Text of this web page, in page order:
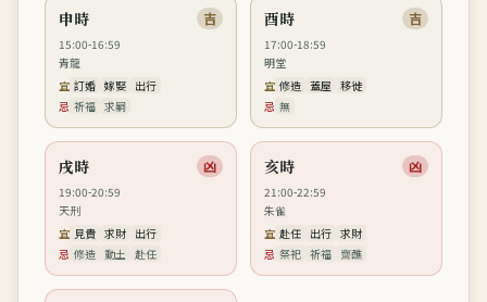
申時 吉
15:00-16:59
青龍
宜 訂婚 嫁娶 出行
忌 祈福 求嗣
酉時 吉
17:00-18:59
明堂
宜 修造 蓋屋 移徙
忌 無
戌時 凶
19:00-20:59
天刑
宜 見貴 求財 出行
忌 修造 動土 赴任
亥時 凶
21:00-22:59
朱雀
宜 赴任 出行 求財
忌 祭祀 祈福 齋醮